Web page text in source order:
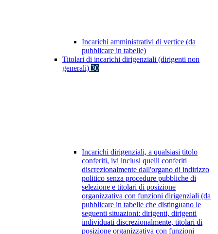
Incarichi amministrativi di vertice (da
pubblicare in tabelle)
Titolari di incarichi dirigenziali (dirigenti non
generali) 30
Incarichi dirigenziali, a qualsiasi titolo
conferiti, ivi inclusi quelli conferiti
discrezionalmente dall'organo di indirizzo
politico senza procedure pubbliche di
selezione e titolari di posizione
organizzativa con funzioni dirigenziali (da
pubblicare in tabelle che distinguano le
seguenti situazioni: dirigenti, dirigenti
individuati discrezionalmente, titolari di
posizione organizzativa con funzioni